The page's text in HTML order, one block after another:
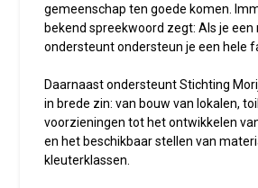
gemeenschap ten goede komen.
bekend spreekwoord zegt: Als je een
ondersteunt ondersteun je een hele
Daarnaast ondersteunt Stichting
in brede zin: van bouw van lokalen,
voorzieningen tot het ontwikkelen
en het beschikbaar stellen van
kleuterklassen.